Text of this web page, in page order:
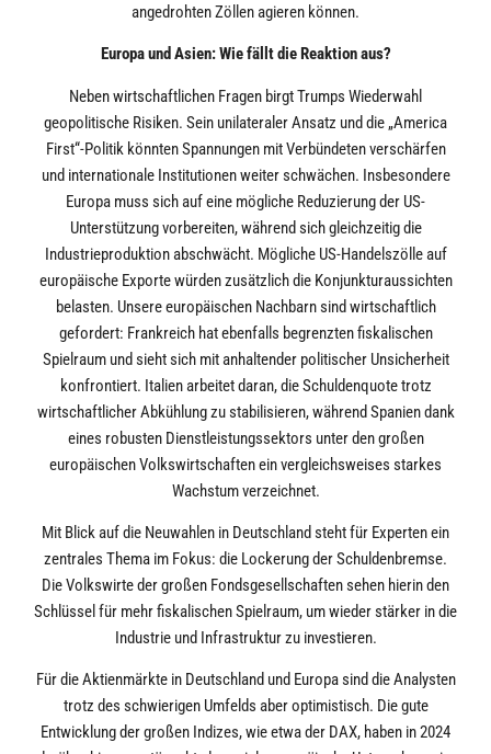
angedrohten Zöllen agieren können.
Europa und Asien: Wie fällt die Reaktion aus?
Neben wirtschaftlichen Fragen birgt Trumps Wiederwahl
geopolitische Risiken. Sein unilateraler Ansatz und die „America
First“-Politik könnten Spannungen mit Verbündeten verschärfen
und internationale Institutionen weiter schwächen. Insbesondere
Europa muss sich auf eine mögliche Reduzierung der US-
Unterstützung vorbereiten, während sich gleichzeitig die
Industrieproduktion abschwächt. Mögliche US-Handelszölle auf
europäische Exporte würden zusätzlich die Konjunkturaussichten
belasten. Unsere europäischen Nachbarn sind wirtschaftlich
gefordert: Frankreich hat ebenfalls begrenzten fiskalischen
Spielraum und sieht sich mit anhaltender politischer Unsicherheit
konfrontiert. Italien arbeitet daran, die Schuldenquote trotz
wirtschaftlicher Abkühlung zu stabilisieren, während Spanien dank
eines robusten Dienstleistungssektors unter den großen
europäischen Volkswirtschaften ein vergleichsweises starkes
Wachstum verzeichnet.
Mit Blick auf die Neuwahlen in Deutschland steht für Experten ein
zentrales Thema im Fokus: die Lockerung der Schuldenbremse.
Die Volkswirte der großen Fondsgesellschaften sehen hierin den
Schlüssel für mehr fiskalischen Spielraum, um wieder stärker in die
Industrie und Infrastruktur zu investieren.
Für die Aktienmärkte in Deutschland und Europa sind die Analysten
trotz des schwierigen Umfelds aber optimistisch. Die gute
Entwicklung der großen Indizes, wie etwa der DAX, haben in 2024